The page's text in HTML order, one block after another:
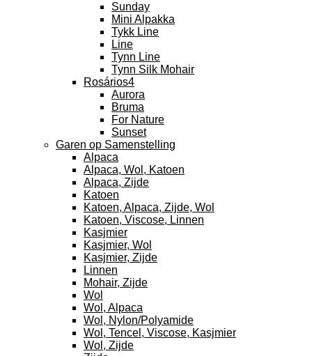
Sunday
Mini Alpakka
Tykk Line
Line
Tynn Line
Tynn Silk Mohair
Rosários4
Aurora
Bruma
For Nature
Sunset
Garen op Samenstelling
Alpaca
Alpaca, Wol, Katoen
Alpaca, Zijde
Katoen
Katoen, Alpaca, Zijde, Wol
Katoen, Viscose, Linnen
Kasjmier
Kasjmier, Wol
Kasjmier, Zijde
Linnen
Mohair, Zijde
Wol
Wol, Alpaca
Wol, Nylon/Polyamide
Wol, Tencel, Viscose, Kasjmier
Wol, Zijde